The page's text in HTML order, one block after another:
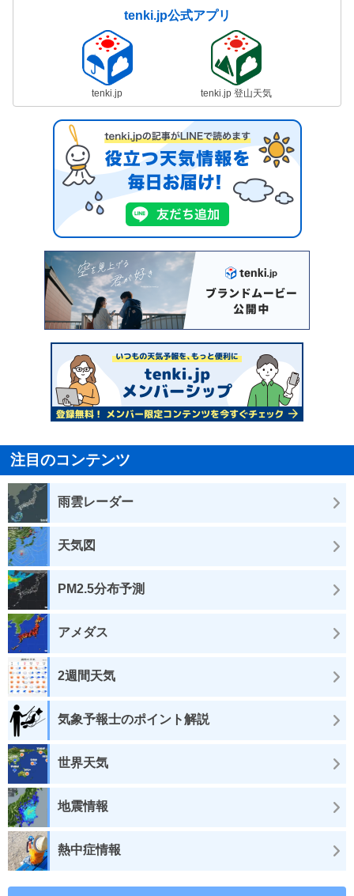
tenki.jp公式アプリ
tenki.jp tenki.jp 登山天気
注目のコンテンツ
雨雲レーダー
天気図
PM2.5分布予測
アメダス
2週間天気
気象予報士のポイント解説
世界天気
地震情報
熱中症情報